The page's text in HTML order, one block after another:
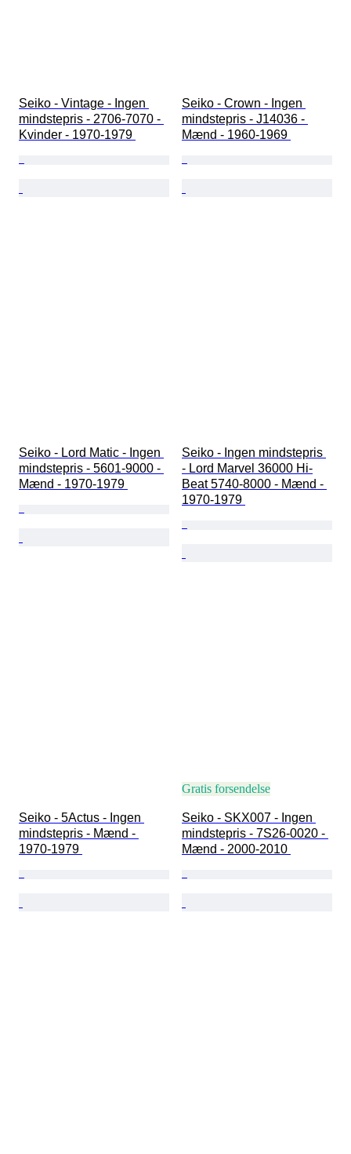
Seiko - Vintage - Ingen
mindstepris - 2706-7070 -
Kvinder - 1970-1979
Seiko - Crown - Ingen
mindstepris - J14036 -
Mænd - 1960-1969
Seiko - Lord Matic - Ingen
mindstepris - 5601-9000 -
Mænd - 1970-1979
Seiko - Ingen mindstepris
- Lord Marvel 36000 Hi-
Beat 5740-8000 - Mænd -
1970-1979
Seiko - 5Actus - Ingen
mindstepris - Mænd -
1970-1979
Gratis forsendelse
Seiko - SKX007 - Ingen
mindstepris - 7S26-0020 -
Mænd - 2000-2010